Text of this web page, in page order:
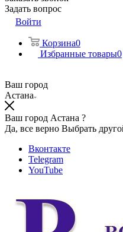
Задать вопрос
Войти
Корзина0
Избранные товары0
Ваш город
Астана
Ваш город Астана ?
Да, все верно Выбрать
Вконтакте
Telegram
YouTube